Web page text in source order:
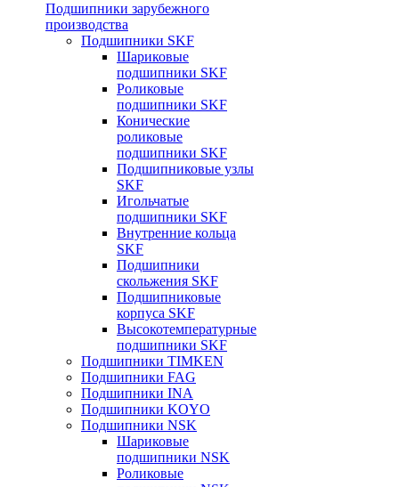
Подшипники зарубежного
производства
Подшипники SKF
Шариковые
подшипники SKF
Роликовые
подшипники SKF
Конические
роликовые
подшипники SKF
Подшипниковые узлы
SKF
Игольчатые
подшипники SKF
Внутренние кольца
SKF
Подшипники
скольжения SKF
Подшипниковые
корпуса SKF
Высокотемпературные
подшипники SKF
Подшипники TIMKEN
Подшипники FAG
Подшипники INA
Подшипники KOYO
Подшипники NSK
Шариковые
подшипники NSK
Роликовые